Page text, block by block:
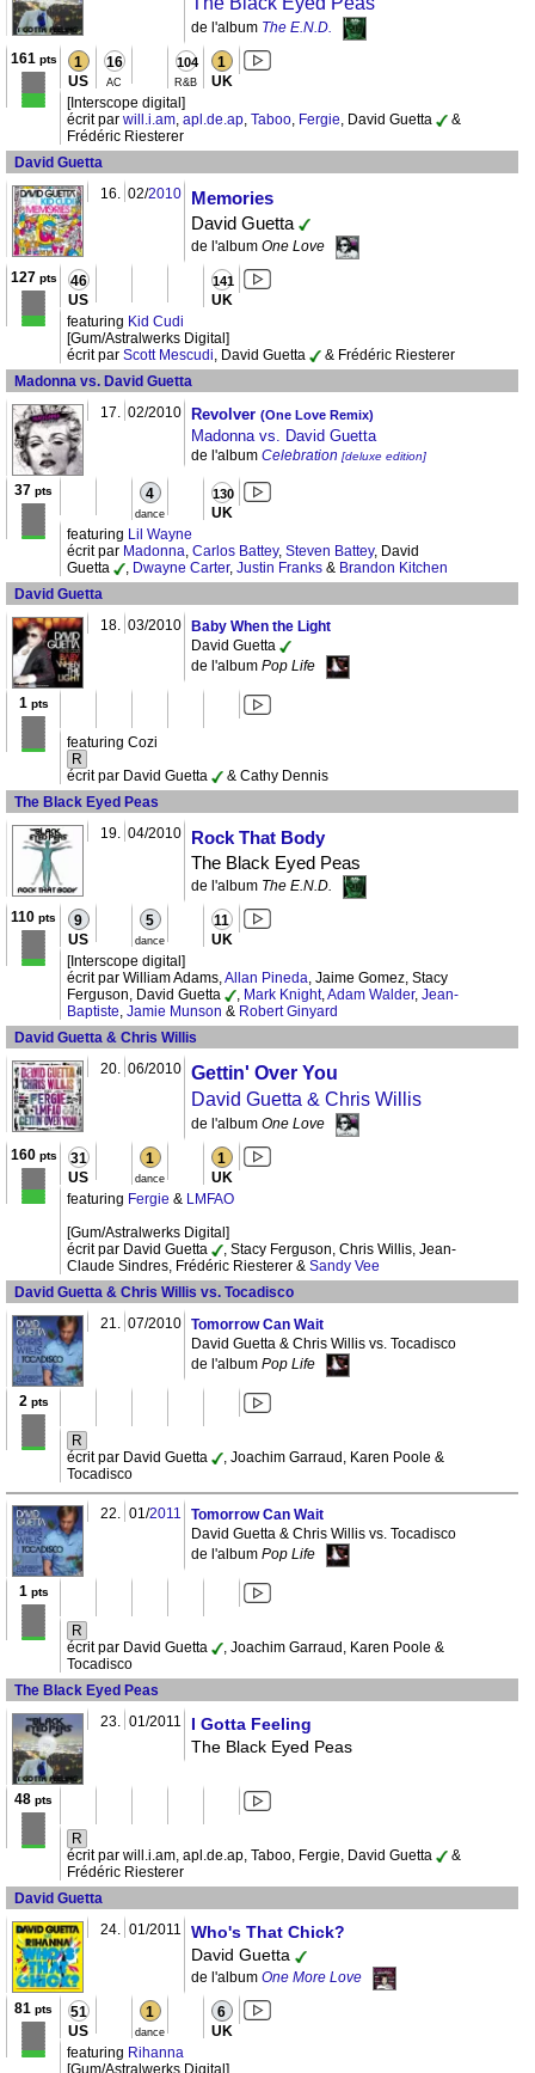
de l'album The E.N.D.
161pts 1
US
16
AC
104
R&B
1
UK
[Interscope digital]
écrit par will.i.am, apl.de.ap, Taboo, Fergie, David Guetta
&
Frédéric Riesterer
David Guetta
16. 02/2010
Memories
David Guetta
de l'album One Love
127 pts 46
US
141
UK
featuring Kid Cudi
[Gum/Astralwerks Digital]
écrit par Scott Mescudi, David Guetta
& Frédéric Riesterer
Madonna vs. David Guetta
17. 02/2010 Revolver (One Love Remix)
Madonna vs. David Guetta
de l'album Celebration [deluxe edition]
37 pts 4
dance
130
UK
featuring Lil Wayne
écrit par Madonna, Carlos Battey, Steven Battey, David
Guetta
, Dwayne Carter, Justin Franks & Brandon Kitchen
David Guetta
18. 03/2010
Baby When the Light
David Guetta
de l'album Pop Life
1pts
featuring Cozi
R
écrit par David Guetta
& Cathy Dennis
The Black Eyed Peas
19. 04/2010
Rock That Body
The Black Eyed Peas
de l'album The E.N.D.
110 pts 9
US
5
dance
11
UK
[Interscope digital]
écrit par William Adams,Allan Pineda, Jaime Gomez, Stacy
Ferguson, David Guetta
, Mark Knight,Adam Walder, Jean-
Baptiste, Jamie Munson & Robert Ginyard
David Guetta & Chris Willis
20. 06/2010 Gettin' Over You
David Guetta & Chris Willis
de l'album One Love
160pts 31
US
1
dance
1
UK
featuring Fergie & LMFAO
[Gum/Astralwerks Digital]
écrit par David Guetta
, Stacy Ferguson, Chris Willis, Jean-
Claude Sindres, Frédéric Riesterer & Sandy Vee
David Guetta & Chris Willis vs. Tocadisco
21. 07/2010 Tomorrow Can Wait
David Guetta & Chris Willis vs. Tocadisco
de l'album Pop Life
2pts
R
écrit par David Guetta
, Joachim Garraud, Karen Poole &
Tocadisco
22. 01/2011
Tomorrow Can Wait
David Guetta & Chris Willis vs. Tocadisco
de l'album Pop Life
1pts
R
écrit par David Guetta
, Joachim Garraud, Karen Poole &
Tocadisco
The Black Eyed Peas
23. 01/2011
I Gotta Feeling
The Black Eyed Peas
48 pts
R
écrit par will.i.am, apl.de.ap, Taboo, Fergie, David Guetta
&
Frédéric Riesterer
David Guetta
24. 01/2011
Who's That Chick?
David Guetta
de l'album One More Love
81 pts 51
US
1
dance
6
UK
featuring Rihanna